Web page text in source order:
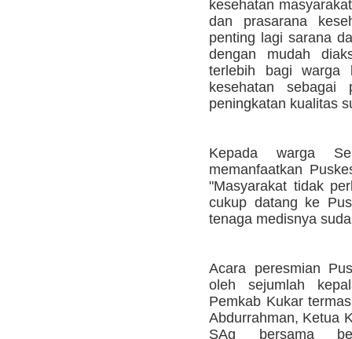
kesehatan
dan prasarana
penting lagi sarana
dengan mudah
terlebih bagi warga
kesehatan sebagai
peningkatan kualitas
Kepada warga
memanfaatkan
"Masyarakat tidak
cukup datang ke
tenaga medisnya
Acara peresmian
oleh sejumlah
Pemkab Kukar
Abdurrahman, Ketua
SAg bersama